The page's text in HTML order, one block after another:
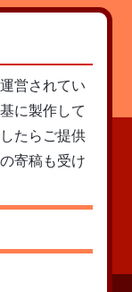
営されてい
に製作して
たらご提供
寄稿も受け